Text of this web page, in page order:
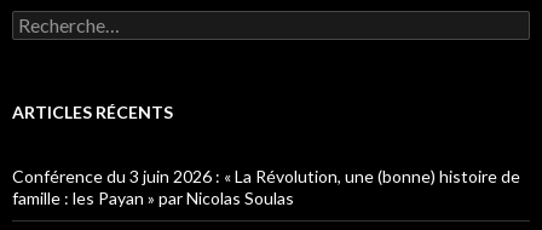
R
e
e
h
e
r
ARTICLES RÉCENTS
Conférence du 3 juin 2026 : « La Révolution, une (bonne) histoire de
famille : les Payan » par Nicolas Soulas